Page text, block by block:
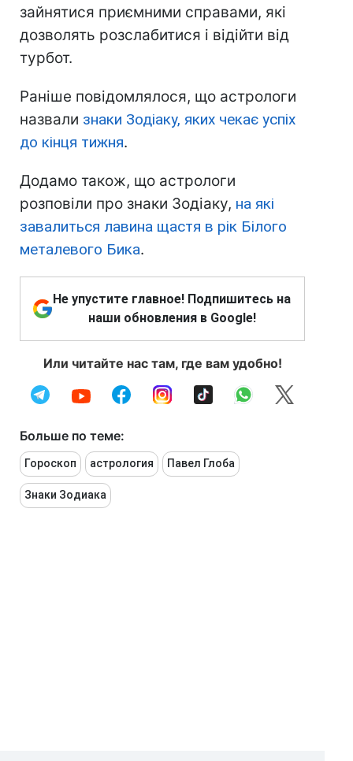
зайнятися приємними справами, які
дозволять розслабитися і відійти від
турбот.
Раніше повідомлялося, що астрологи
назвали знаки Зодіаку, яких чекає успіх
до кінця тижня.
Додамо також, що астрологи
розповіли про знаки Зодіаку, на які
завалиться лавина щастя в рік Білого
металевого Бика.
Не упустите главное! Подпишитесь на
наши обновления в Google!
Или читайте нас там, где вам удобно!
Больше по теме:
Гороскоп астрология Павел Глоба
Знаки Зодиака